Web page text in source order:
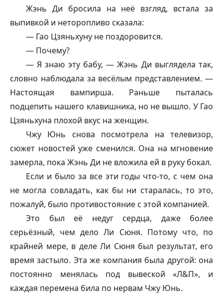
Жэнь Ди бросила на неё взгляд, встала за
выпивкой и неторопливо сказала:
— Гао Цзяньхуну не поздоровится.
— Почему?
— Я знаю эту бабу, — Жэнь Ди выглядела так,
словно наблюдала за весёлым представлением. —
Настоящая вампирша. Раньше пыталась
подцепить нашего клавишника, но не вышло. У Гао
Цзяньхуна плохой вкус на женщин.
Чжу Юнь снова посмотрела на телевизор,
сюжет новостей уже сменился. Она на мгновение
замерла, пока Жэнь Ди не вложила ей в руку бокал.
Если и было за все эти годы что-то, с чем она
не могла совладать, как бы ни старалась, то это,
пожалуй, было противостояние с этой компанией.
Это был её недуг сердца, даже более
серьёзный, чем дело Ли Сюня. Потому что, по
крайней мере, в деле Ли Сюня был результат, его
время застыло. Эта же компания была другой: она
постоянно менялась под вывеской «Л&П», и
каждая перемена била по нервам Чжу Юнь.